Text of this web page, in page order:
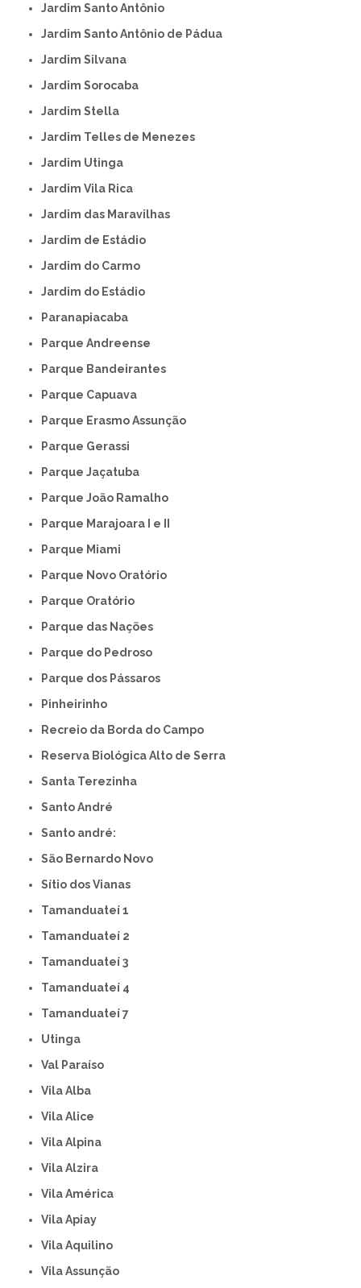
Jardim Santo Antônio
Jardim Santo Antônio de Pádua
Jardim Silvana
Jardim Sorocaba
Jardim Stella
Jardim Telles de Menezes
Jardim Utinga
Jardim Vila Rica
Jardim das Maravilhas
Jardim de Estádio
Jardim do Carmo
Jardim do Estádio
Paranapiacaba
Parque Andreense
Parque Bandeirantes
Parque Capuava
Parque Erasmo Assunção
Parque Gerassi
Parque Jaçatuba
Parque João Ramalho
Parque Marajoara I e II
Parque Miami
Parque Novo Oratório
Parque Oratório
Parque das Nações
Parque do Pedroso
Parque dos Pássaros
Pinheirinho
Recreio da Borda do Campo
Reserva Biológica Alto de Serra
Santa Terezinha
Santo André
Santo andré:
São Bernardo Novo
Sítio dos Vianas
Tamanduateí 1
Tamanduateí 2
Tamanduateí 3
Tamanduateí 4
Tamanduateí 7
Utinga
Val Paraíso
Vila Alba
Vila Alice
Vila Alpina
Vila Alzira
Vila América
Vila Apiay
Vila Aquilino
Vila Assunção